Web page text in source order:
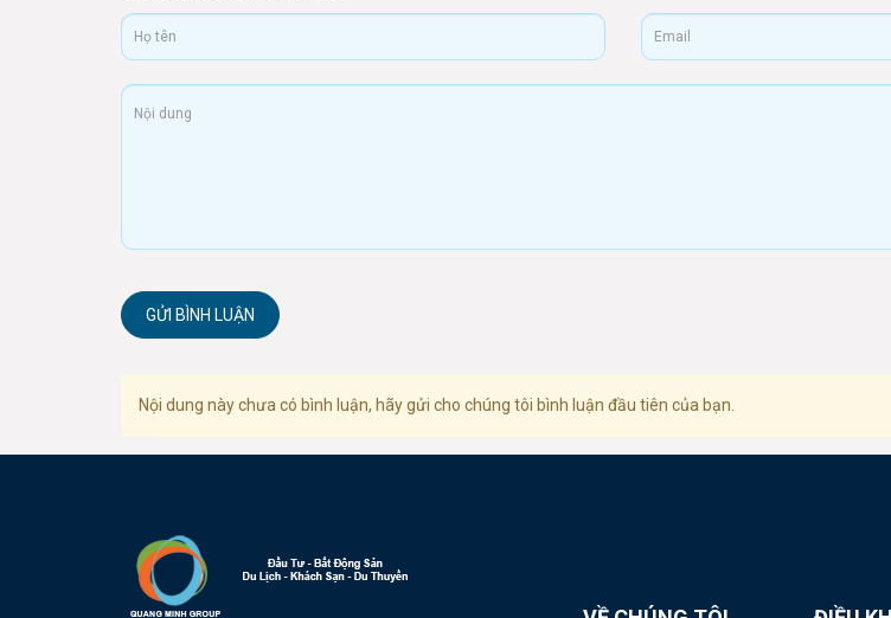
GỬI BÌNH LUẬN
Nội dung này chưa có bình luận, hãy gửi cho chúng tôi bình luận đầu tiên của bạn.